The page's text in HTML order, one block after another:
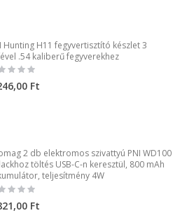
Hunting H11 fegyvertisztító készlet 3
.54 kaliberű fegyverekhez
Ft
2 db elektromos szivattyú PNI WD100
töltés USB-C-n keresztül, 800 mAh
teljesítmény 4W
Ft